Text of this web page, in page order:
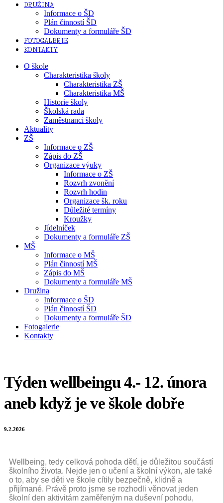
DRUŽINA
Informace o ŠD
Plán činností ŠD
Dokumenty a formuláře ŠD
FOTOGALERIE
KONTAKTY
O škole
Charakteristika školy
Charakteristika ZŠ
Charakteristika MŠ
Historie školy
Školská rada
Zaměstnanci školy
Aktuality
ZŠ
Informace o ZŠ
Zápis do ZŠ
Organizace výuky
Informace o ZŠ
Rozvrh zvonění
Rozvrh hodin
Organizace šk. roku
Důležité termíny
Kroužky
Jídelníček
Dokumenty a formuláře ZŠ
MŠ
Informace o MŠ
Plán činností MŠ
Zápis do MŠ
Dokumenty a formuláře MŠ
Družina
Informace o ŠD
Plán činností ŠD
Dokumenty a formuláře ŠD
Fotogalerie
Kontakty
Týden wellbeingu 4.- 12. února
aneb když je ve škole dobře
9.2.2026
Wellbeing, tedy celková pohoda dětí, je důležitou součástí
školního života. Nejde jen o učení a školní výkon, ale také
o to, aby se děti ve škole cítily bezpečně, klidně a
přijímané. Právě proto jsme se rozhodli věnovat jeden
školní den aktivitám zaměřeným na duševní pohodu,